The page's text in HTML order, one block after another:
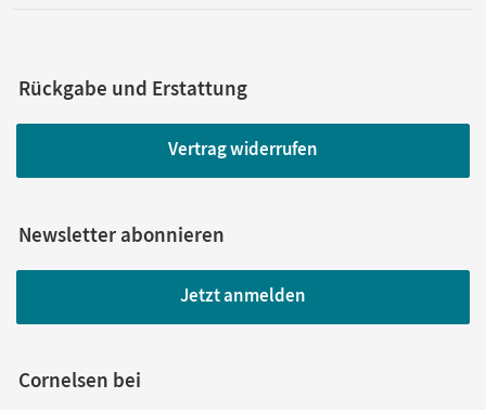
Rückgabe und Erstattung
Vertrag widerrufen
Newsletter abonnieren
Jetzt anmelden
Cornelsen bei